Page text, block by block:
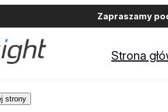
Zapraszamy
Strona